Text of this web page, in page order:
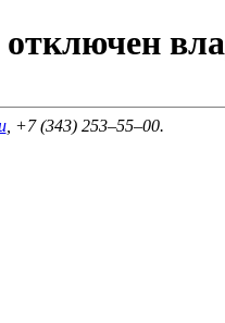
, +7 (343) 253–55–00.